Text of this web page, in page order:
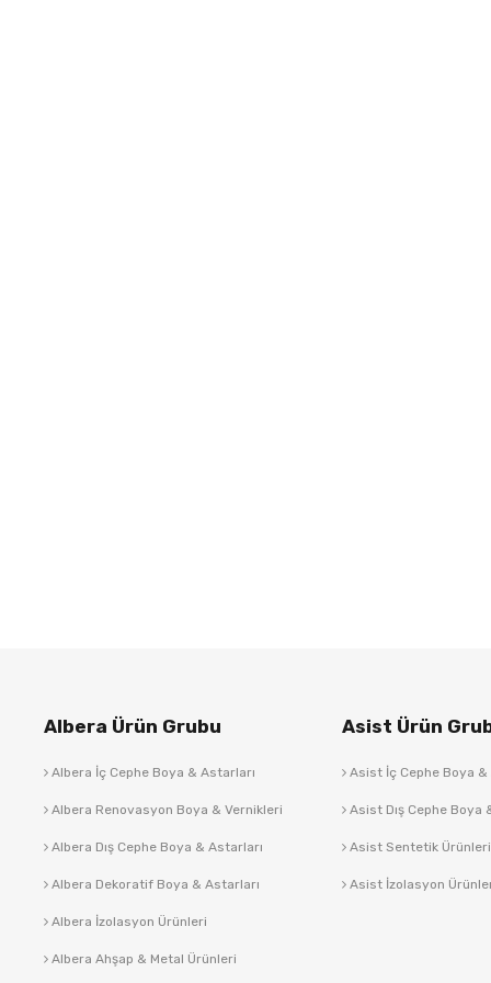
Albera Ürün Grubu
Albera İç Cephe Boya & Astarları
Albera Renovasyon Boya & Vernikleri
Albera Dış Cephe Boya & Astarları
Albera Dekoratif Boya & Astarları
Albera İzolasyon Ürünleri
Albera Ahşap & Metal Ürünleri
Asist Ürün
Asist İç Cephe Boya &
Asist Dış Cephe Boya
Asist Sentetik Ürünleri
Asist İzolasyon